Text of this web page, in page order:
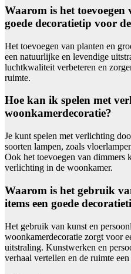
Waarom is het toevoegen
goede decoratietip voor
Het toevoegen van planten en
een natuurlijke en levendige
luchtkwaliteit verbeteren en
ruimte.
Hoe kan ik spelen met
woonkamerdecoratie?
Je kunt spelen met verlichting
soorten lampen, zoals
Ook het toevoegen van dimmers
verlichting in de woonkamer.
Waarom is het gebruik
items een goede
Het gebruik van kunst en
woonkamerdecoratie zorgt voor
uitstraling. Kunstwerken en
verhaal vertellen en de ruimte